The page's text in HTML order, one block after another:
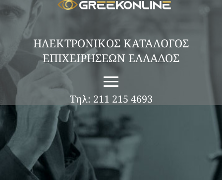
ΗΛΕΚΤΡΟΝΙΚΟΣ ΚΑΤΑΛΟΓΟΣ
ΕΠΙΧΕΙΡΗΣΕΩΝ ΕΛΛΑΔΟΣ
Τηλ: 211 215 4693